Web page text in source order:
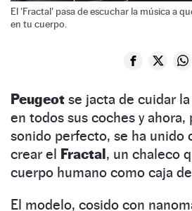
El 'Fractal' pasa de escuchar la música a
en tu cuerpo.
Peugeot se jacta de cuidar
en todos sus coches y
sonido perfecto, se ha unido
crear el Fractal, un chaleco
cuerpo humano como caja
El modelo, cosido con